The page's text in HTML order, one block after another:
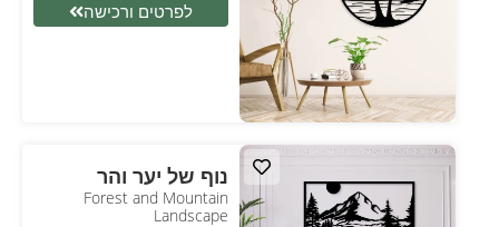
לפרטים ורכישה
נוף של יער והר
Forest and Mountain
Landscape